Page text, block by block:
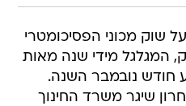
שוק מכוני הפסיכומטרי
המגלגל מידי שנה מאות
חודש נובמבר השנה.
שיגר משרד החינוך